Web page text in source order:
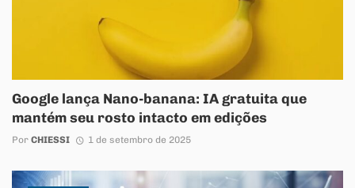
Google lança Nano-banana: IA gratuita que
mantém seu rosto intacto em edições
Por CHIESSI 1 de setembro de 2025